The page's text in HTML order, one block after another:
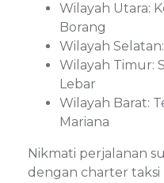
Wilayah Utara:
Borang
Wilayah
Wilayah Timur:
Lebar
Wilayah Barat:
Mariana
Nikmati perjalanan
dengan charter taksi